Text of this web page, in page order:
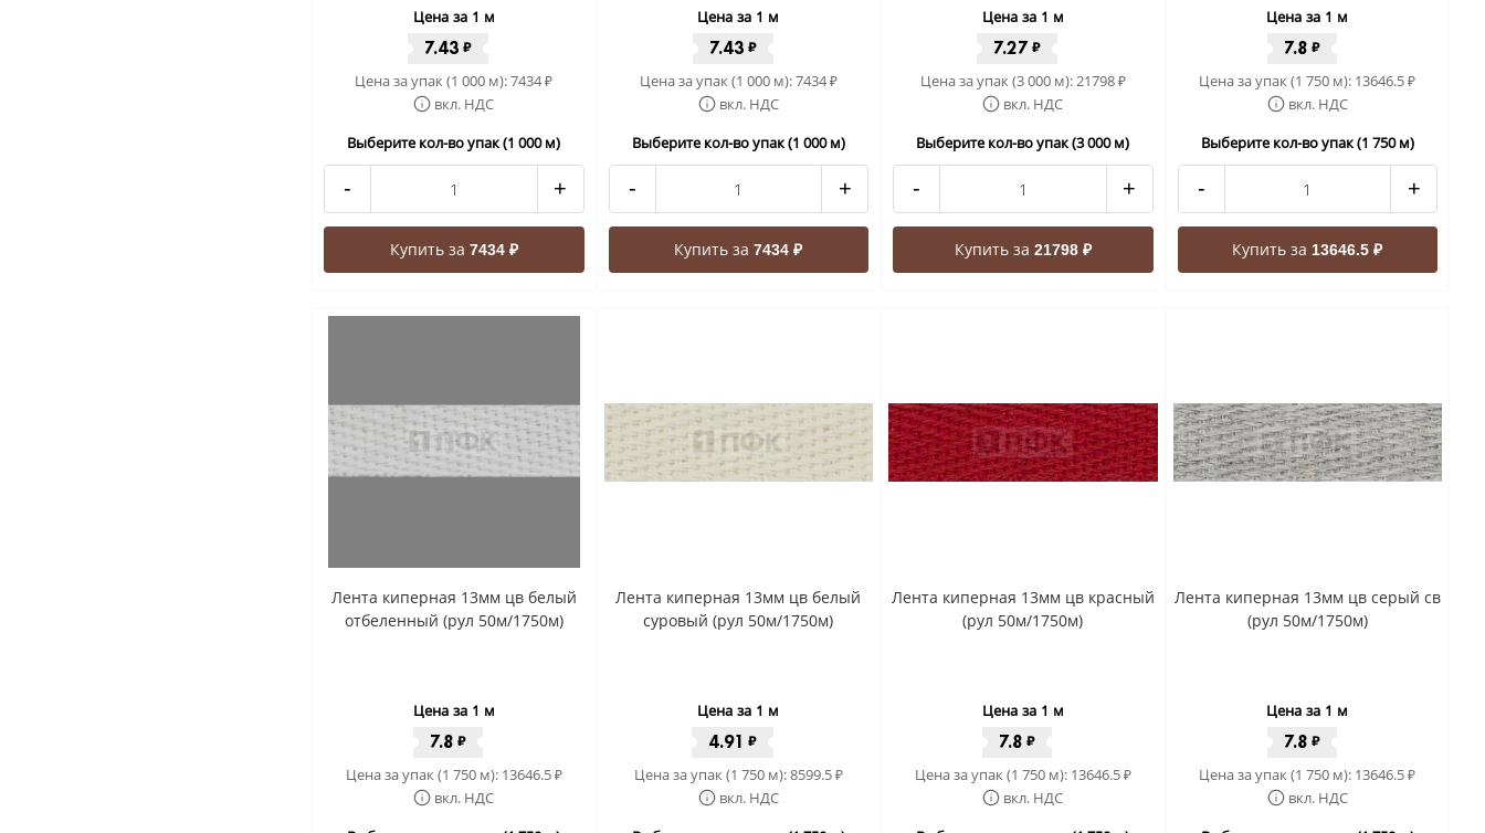
Цена за 1 м
7.43 ₽
Цена за упак (1 000 м):7434₽
вкл. НДС
Выберите кол-во упак (1 000 м)
- +
Купить за 7434 ₽
Цена за 1 м
7.43 ₽
Цена за упак (1 000 м):7434₽
вкл. НДС
Выберите кол-во упак (1 000 м)
- +
Купить за7434 ₽
Цена за 1 м
7.27₽
Цена за упак (3 000 м):21798₽
вкл. НДС
Выберите кол-во упак (3 000 м)
- +
Купить за 21798 ₽
Цена за 1 м
7.8 ₽
Цена за упак (1 750 м): 13646.5₽
вкл. НДС
Выберите кол-во упак (1 750 м)
- +
Купить за13646.5 ₽
Лента киперная 13мм цв белый
отбеленный (рул 50м/1750м)
Цена за 1 м
7.8 ₽
Цена за упак (1 750 м): 13646.5₽
вкл. НДС
Лента киперная 13мм цв белый
суровый (рул 50м/1750м)
Цена за 1 м
4.91 ₽
Цена за упак (1 750 м):8599.5₽
вкл. НДС
Лента киперная 13мм цв красный
(рул 50м/1750м)
Цена за 1 м
7.8 ₽
Цена за упак (1 750 м): 13646.5₽
вкл. НДС
Лента киперная 13мм цв серый св
(рул 50м/1750м)
Цена за 1 м
7.8 ₽
Цена за упак (1 750 м): 13646.5₽
вкл. НДС